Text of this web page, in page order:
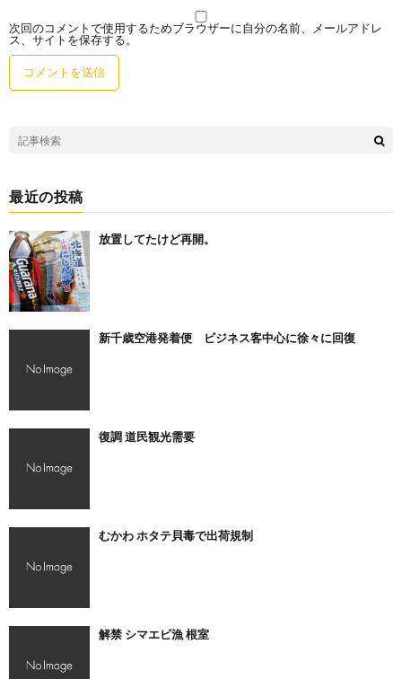
次回のコメントで使用するためブラウザーに自分の名前、メールアドレ
ス、サイトを保存する。
最近の投稿
放置してたけど再開。
新千歳空港発着便 ビジネス客中心に徐々に回復
復調 道民観光需要
むかわ ホタテ貝毒で出荷規制
解禁 シマエビ漁 根室